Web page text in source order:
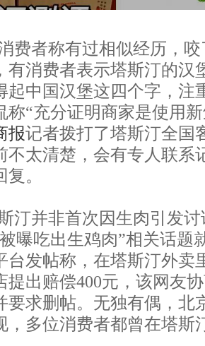
费者称有过相似经历，
有消费者表示塔斯汀的汉
起中国汉堡这四个字，注
称“充分证明商家是使用
报记者拨打了塔斯汀全国
不太清楚，会有专人联系
。
汀并非首次因生肉引发讨
曝吃出生鸡肉”相关话题
台发帖称，在塔斯汀外卖
提出赔偿400元，该网友
要求删帖。无独有偶，北
，多位消费者都曾在塔斯